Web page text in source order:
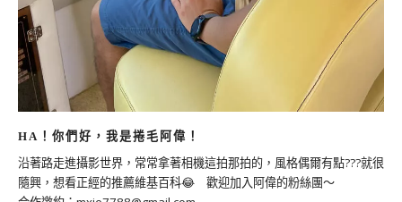
HA！你們好，我是捲毛阿偉！
沿著路走進攝影世界，常常拿著相機這拍那拍的，風格偶爾有點???就很
隨興，想看正經的推薦維基百科😂 歡迎加入阿偉的粉絲團～